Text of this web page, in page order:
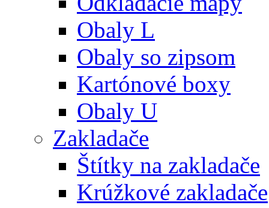
Obaly L
Obaly so zipsom
Kartónové boxy
Obaly U
Zakladače
Štítky na zakladače
Krúžkové zakladače